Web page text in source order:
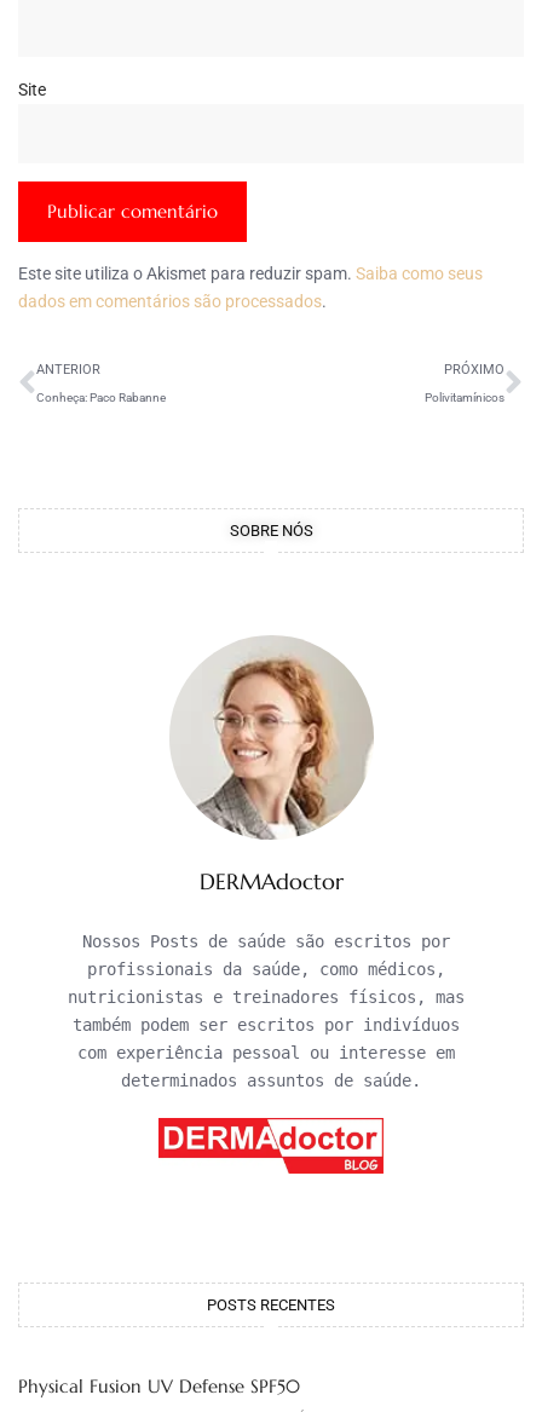
Site
Este site utiliza o Akismet para reduzir spam. Saiba como seus
dados em comentários são processados.
ANTERIOR
Conheça: Paco Rabanne
PRÓXIMO
Polivitamínicos
SOBRE NÓS
DERMAdoctor
Nossos Posts de saúde são escritos por
profissionais da saúde, como médicos,
nutricionistas e treinadores físicos, mas
também podem ser escritos por indivíduos
com experiência pessoal ou interesse em
determinados assuntos de saúde.
POSTS RECENTES
Physical Fusion UV Defense SPF50